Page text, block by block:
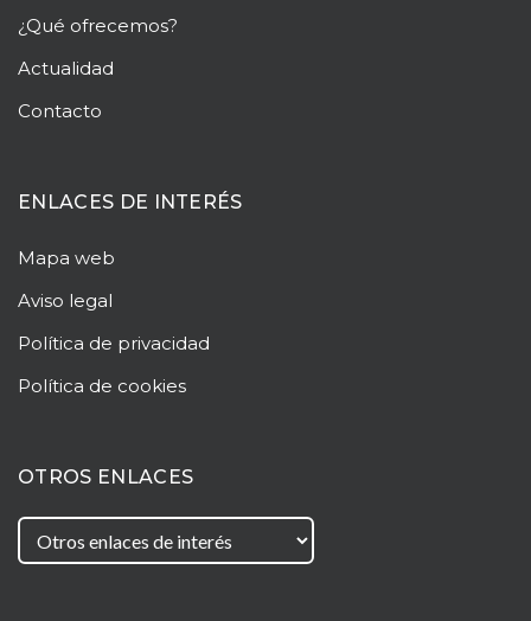
¿Qué ofrecemos?
Actualidad
Contacto
ENLACES DE INTERÉS
Mapa web
Aviso legal
Política de privacidad
Política de cookies
OTROS ENLACES